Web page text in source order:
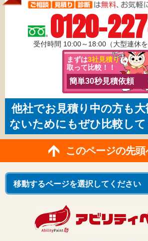
0120-
受付時間 10:00～18:00（大型連休を
まずは3社見積りを
取って比較！！
簡単30秒見積依頼
他社でお見積り中の方も大
ないためにもぜひ比較して
このページの先頭